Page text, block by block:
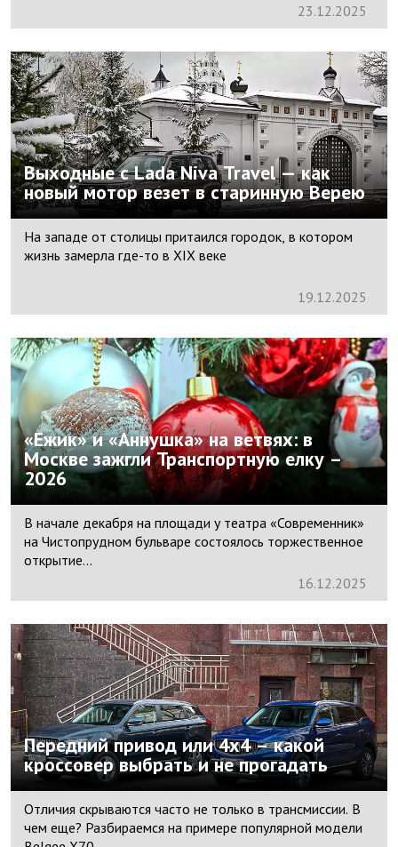
23.12.2025
Выходные c Lada Niva Travel — как
новый мотор везет в старинную Верею
На западе от столицы притаился городок, в котором
жизнь замерла где-то в XIX веке
19.12.2025
«Ежик» и «Аннушка» на ветвях: в
Москве зажгли Транспортную елку –
2026
В начале декабря на площади у театра «Современник»
на Чистопрудном бульваре состоялось торжественное
открытие...
16.12.2025
Передний привод или 4х4 – какой
кроссовер выбрать и не прогадать
Отличия скрываются часто не только в трансмиссии. В
чем еще? Разбираемся на примере популярной модели